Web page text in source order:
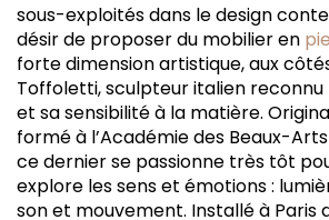
sous-exploités dans le design
désir de proposer du mobilier en
forte dimension artistique, aux
Toffoletti, sculpteur italien
et sa sensibilité à la matière.
formé à l’Académie des Beaux-
ce dernier se passionne très tôt
explore les sens et émotions :
son et mouvement. Installé à Paris